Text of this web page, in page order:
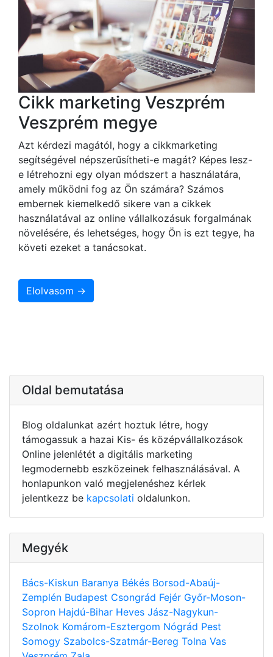
Cikk marketing Veszprém
Veszprém megye
Azt kérdezi magától, hogy a cikkmarketing
segítségével népszerűsítheti-e magát? Képes lesz-
e létrehozni egy olyan módszert a használatára,
amely működni fog az Ön számára? Számos
embernek kiemelkedő sikere van a cikkek
használatával az online vállalkozásuk forgalmának
növelésére, és lehetséges, hogy Ön is ezt tegye, ha
követi ezeket a tanácsokat.
Elolvasom →
Oldal bemutatása
Blog oldalunkat azért hoztuk létre, hogy
támogassuk a hazai Kis- és középvállalkozások
Online jelenlétét a digitális marketing
legmodernebb eszközeinek felhasználásával. A
honlapunkon való megjelenéshez kérlek
jelentkezz be kapcsolati oldalunkon.
Megyék
Bács-Kiskun Baranya Békés Borsod-Abaúj-
Zemplén Budapest Csongrád Fejér Győr-Moson-
Sopron Hajdú-Bihar Heves Jász-Nagykun-
Szolnok Komárom-Esztergom Nógrád Pest
Somogy Szabolcs-Szatmár-Bereg Tolna Vas